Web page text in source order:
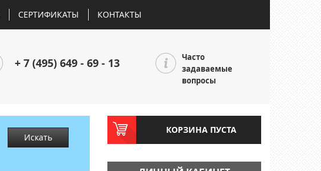
СЕРТИФИКАТЫ КОНТАКТЫ
+ 7 (495) 649 - 69 - 13
Часто
задаваемые
вопросы
Искать
КОРЗИНА ПУСТА